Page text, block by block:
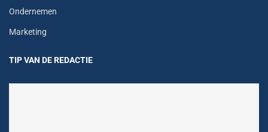
Ondernemen
Marketing
TIP VAN DE REDACTIE